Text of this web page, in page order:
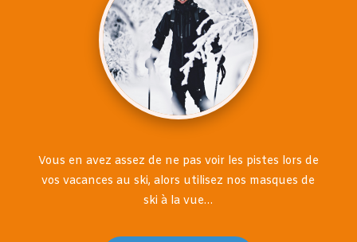
Vous en avez assez de ne pas voir les pistes lors de
vos vacances au ski, alors utilisez nos masques de
ski à la vue…